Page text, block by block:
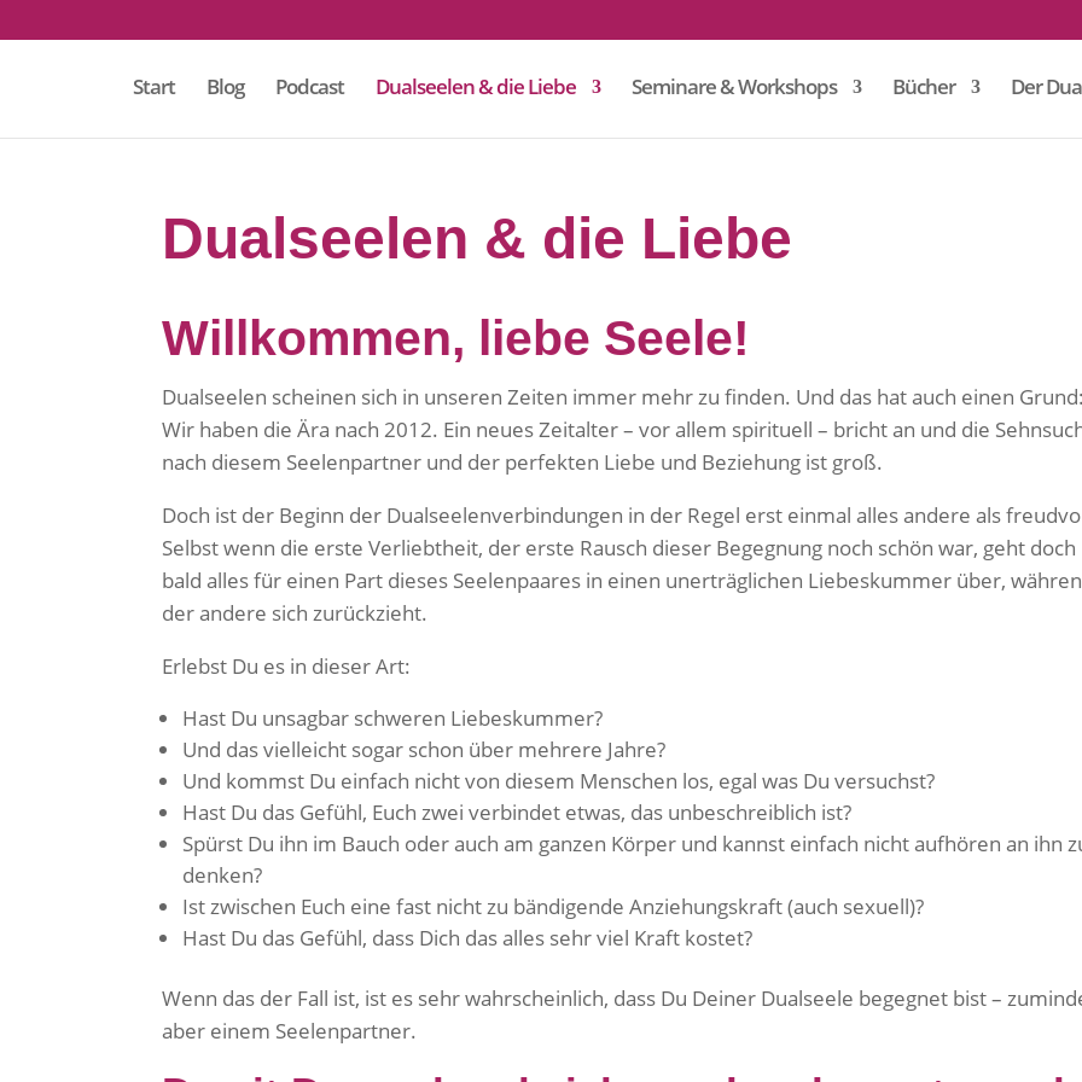
Start Blog Podcast Dualseelen & die Liebe Seminare & Workshops Bücher Der
Dualseelen & die Liebe
Willkommen, liebe Seele!
Dualseelen scheinen sich in unseren Zeiten immer mehr zu finden. Und das hat auch einen
Wir haben die Ära nach 2012. Ein neues Zeitalter – vor allem spirituell – bricht an und die
nach diesem Seelenpartner und der perfekten Liebe und Beziehung ist groß.
Doch ist der Beginn der Dualseelenverbindungen in der Regel erst einmal alles andere als
Selbst wenn die erste Verliebtheit, der erste Rausch dieser Begegnung noch schön war, geht doch
bald alles für einen Part dieses Seelenpaares in einen unerträglichen Liebeskummer über,
der andere sich zurückzieht.
Erlebst Du es in dieser Art:
Hast Du unsagbar schweren Liebeskummer?
Und das vielleicht sogar schon über mehrere Jahre?
Und kommst Du einfach nicht von diesem Menschen los, egal was Du versuchst?
Hast Du das Gefühl, Euch zwei verbindet etwas, das unbeschreiblich ist?
Spürst Du ihn im Bauch oder auch am ganzen Körper und kannst einfach nicht aufhören an ihn
denken?
Ist zwischen Euch eine fast nicht zu bändigende Anziehungskraft (auch sexuell)?
Hast Du das Gefühl, dass Dich das alles sehr viel Kraft kostet?
Wenn das der Fall ist, ist es sehr wahrscheinlich, dass Du Deiner Dualseele begegnet bist –
aber einem Seelenpartner.